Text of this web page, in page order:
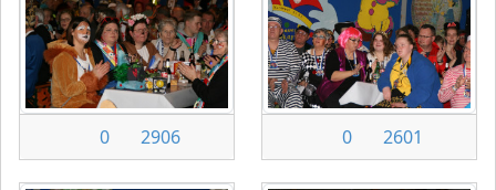
0 2906 0 2601